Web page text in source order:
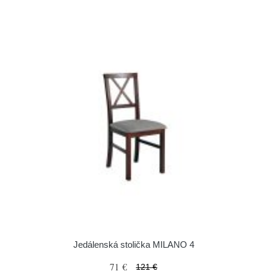
Jedálenská stolička MILANO 4
71 € 121 €